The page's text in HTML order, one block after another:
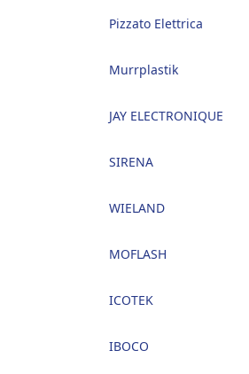
Pizzato Elettrica
Murrplastik
JAY ELECTRONIQUE
SIRENA
WIELAND
MOFLASH
ICOTEK
IBOCO